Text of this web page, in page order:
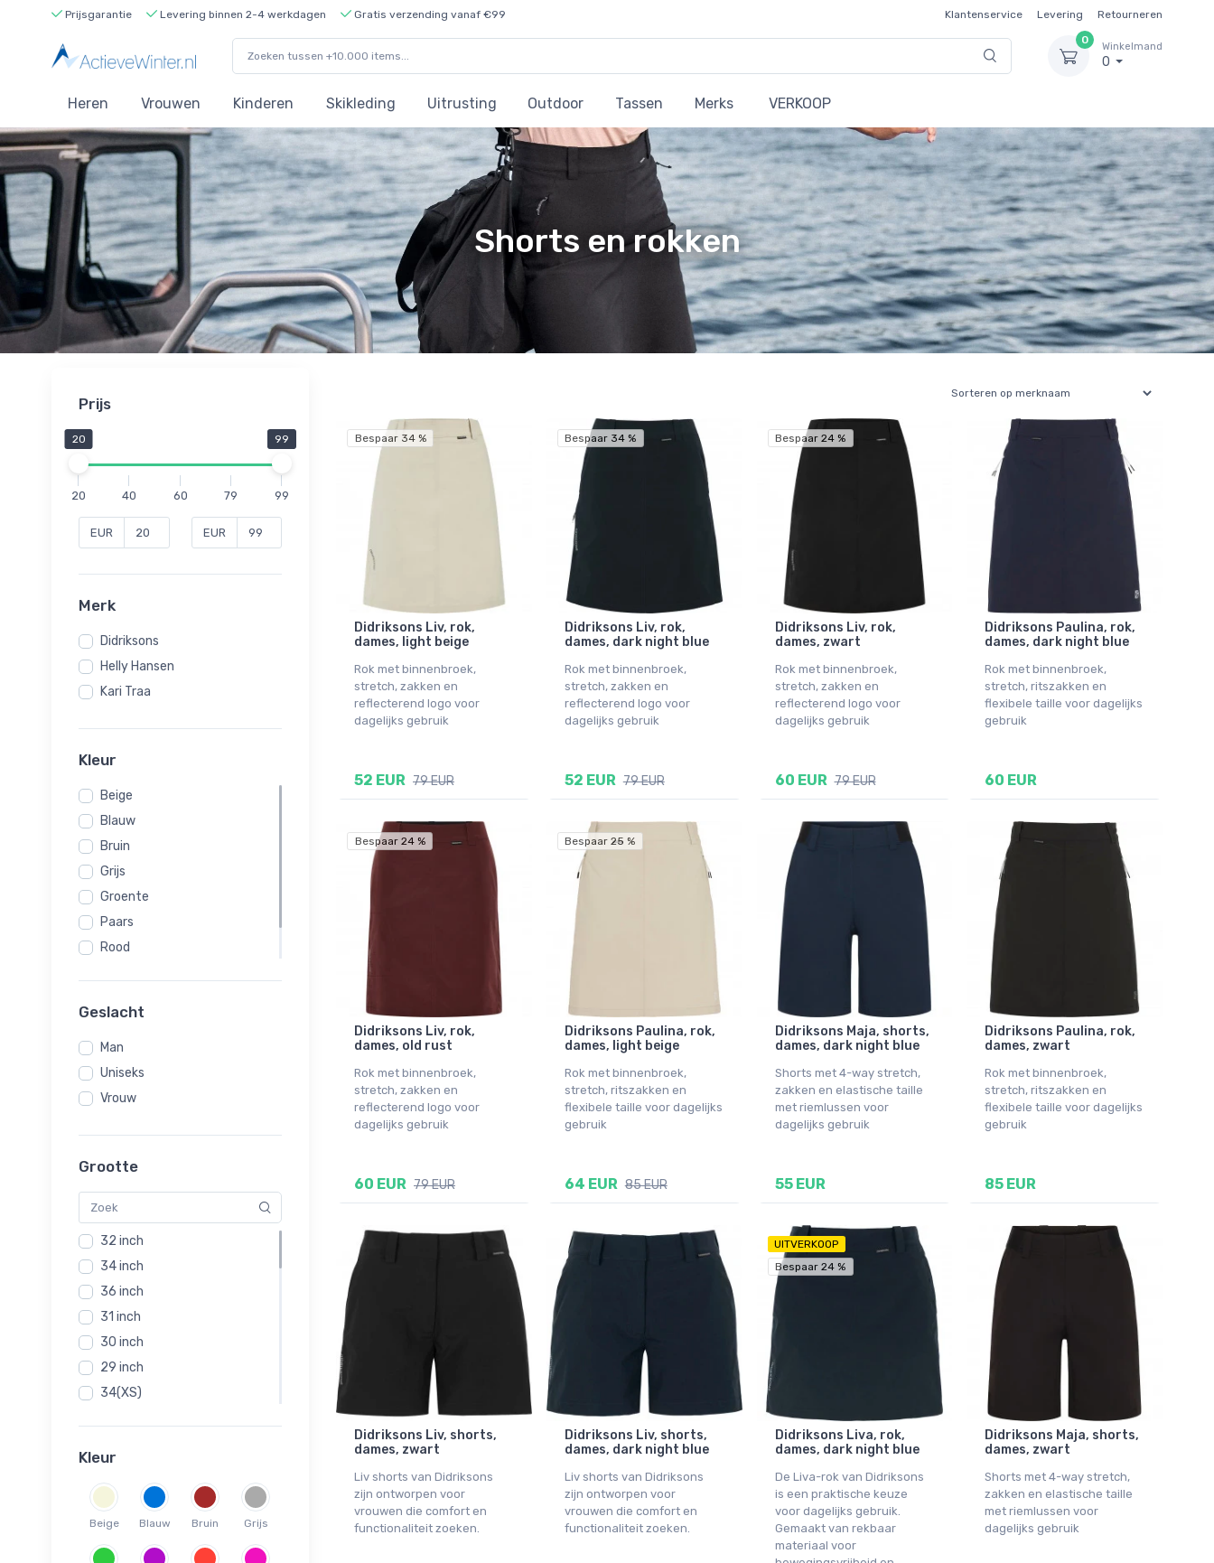
Prijsgarantie Levering binnen 2-4 werkdagen Gratis verzending vanaf €99 Klantenservice Levering
Retourneren
0
Winkelmand
0
Heren Vrouwen Kinderen Skikleding Uitrusting Outdoor Tassen Merks VERKOOP
Shorts en rokken
Prijs
20 99
20 40 60 79 99
EUR EUR
Merk
Didriksons
Helly Hansen
Kari Traa
Kleur
Beige
Blauw
Bruin
Grijs
Groente
Paars
Rood
Geslacht
Man
Uniseks
Vrouw
Grootte
32 inch
34 inch
36 inch
31 inch
30 inch
29 inch
34(XS)
34
36(S)
38(M)
Kleur
Beige Blauw Bruin Grijs
Bespaar 34 %
Didriksons Liv, rok,
dames, light beige
Rok met binnenbroek,
stretch, zakken en
reflecterend logo voor
dagelijks gebruik
52 EUR 79 EUR
Bespaar 34 %
Didriksons Liv, rok,
dames, dark night blue
Rok met binnenbroek,
stretch, zakken en
reflecterend logo voor
dagelijks gebruik
52 EUR 79 EUR
Bespaar 24 %
Didriksons Liv, rok,
dames, zwart
Rok met binnenbroek,
stretch, zakken en
reflecterend logo voor
dagelijks gebruik
60 EUR 79 EUR
Didriksons Paulina, rok,
dames, dark night blue
Rok met binnenbroek,
stretch, ritszakken en
flexibele taille voor dagelijks
gebruik
60 EUR
Bespaar 24 %
Didriksons Liv, rok,
dames, old rust
Rok met binnenbroek,
stretch, zakken en
reflecterend logo voor
dagelijks gebruik
60 EUR 79 EUR
Bespaar 25 %
Didriksons Paulina, rok,
dames, light beige
Rok met binnenbroek,
stretch, ritszakken en
flexibele taille voor dagelijks
gebruik
64 EUR 85 EUR
Didriksons Maja, shorts,
dames, dark night blue
Shorts met 4-way stretch,
zakken en elastische taille
met riemlussen voor
dagelijks gebruik
55 EUR
Didriksons Paulina, rok,
dames, zwart
Rok met binnenbroek,
stretch, ritszakken en
flexibele taille voor dagelijks
gebruik
85 EUR
Didriksons Liv, shorts,
dames, zwart
Liv shorts van Didriksons
zijn ontworpen voor
vrouwen die comfort en
functionaliteit zoeken.
Didriksons Liv, shorts,
dames, dark night blue
Liv shorts van Didriksons
zijn ontworpen voor
vrouwen die comfort en
functionaliteit zoeken.
UITVERKOOP
Bespaar 24 %
Didriksons Liva, rok,
dames, dark night blue
De Liva-rok van Didriksons
is een praktische keuze
voor dagelijks gebruik.
Gemaakt van rekbaar
materiaal voor
Didriksons Maja, shorts,
dames, zwart
Shorts met 4-way stretch,
zakken en elastische taille
met riemlussen voor
dagelijks gebruik